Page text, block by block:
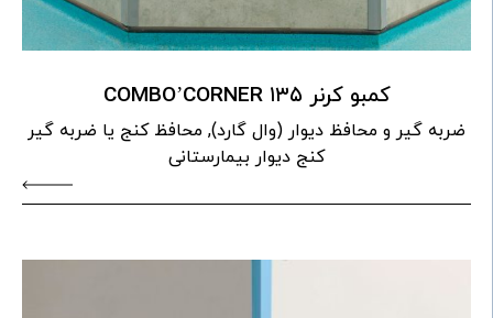
کمبو کرنر ۱۳۵ COMBO’CORNER
ضربه گیر و محافظ دیوار (وال گارد), محافظ کنج یا ضربه گیر
کنج دیوار بیمارستانی